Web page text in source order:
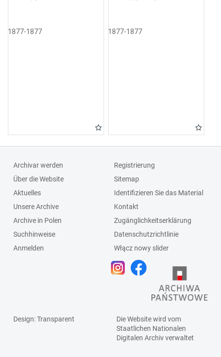
1877-1877 1877-1877
Archivar werden
Über die Website
Aktuelles
Unsere Archive
Archive in Polen
Suchhinweise
Anmelden
Registrierung
Sitemap
Identifizieren Sie das Material
Kontakt
Zugänglichkeitserklärung
Datenschutzrichtlinie
Włącz nowy slider
Design: Transparent
Die Website wird vom
Staatlichen Nationalen
Digitalen Archivverwaltet